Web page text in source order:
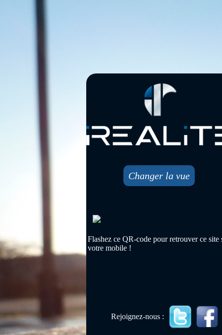
Changer la vue
Flashez ce QR-code pour retrouver ce site
votre mobile !
Rejoignez-nous :